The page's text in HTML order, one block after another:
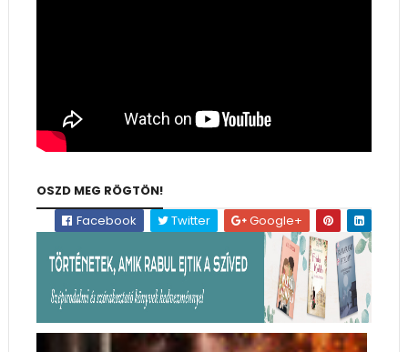
OSZD MEG RÖGTÖN!
Facebook
Twitter Google+